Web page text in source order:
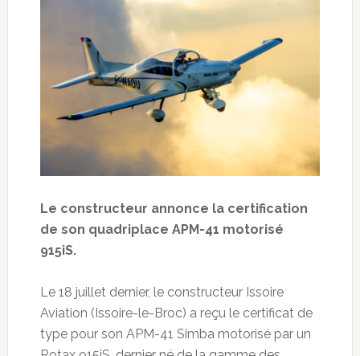
Le constructeur annonce la certification
de son quadriplace APM-41 motorisé
915iS.
Le 18 juillet dernier, le constructeur Issoire
Aviation (Issoire-le-Broc) a reçu le certificat de
type pour son APM-41 Simba motorisé par un